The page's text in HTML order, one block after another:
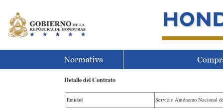
Detalle del Contrato
Entidad Servicio Autónomo Nacional